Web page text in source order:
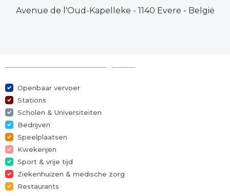
Avenue de l'Oud-Kapelleke - 1140 Evere - België
Openbaar vervoer
Stations
Scholen & Universiteiten
Bedrijven
Speelplaatsen
Kwekerijen
Sport & vrije tijd
Ziekenhuizen & medische zorg
Restaurants